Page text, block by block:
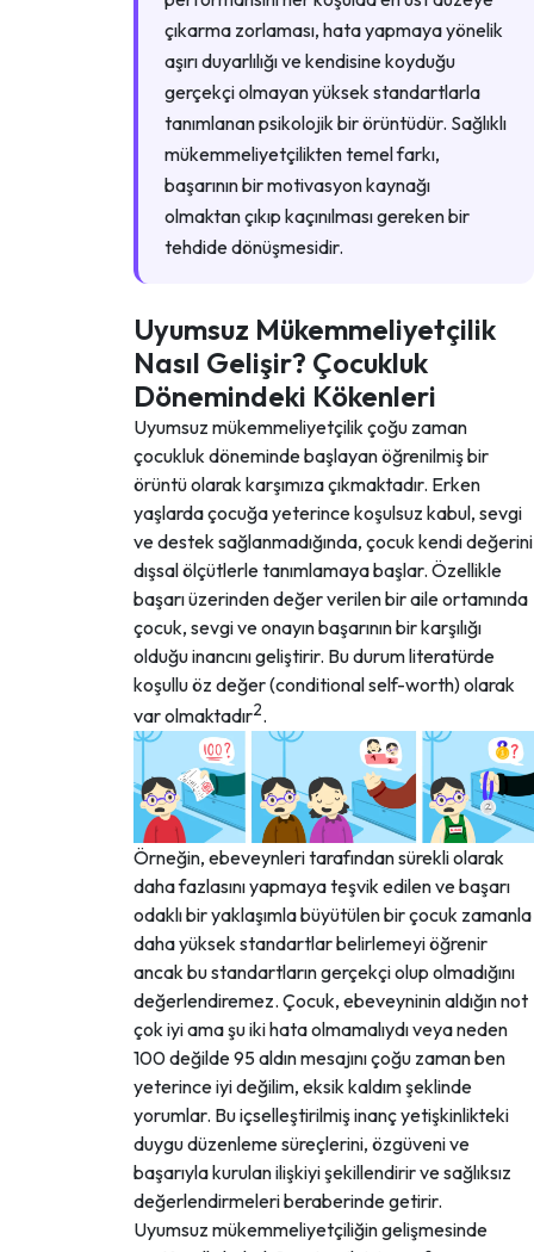
çıkarma zorlaması, hata yapmaya yönelik
aşırı duyarlılığı ve kendisine koyduğu
gerçekçi olmayan yüksek standartlarla
tanımlanan psikolojik bir örüntüdür. Sağlıklı
mükemmeliyetçilikten temel farkı,
başarının bir motivasyon kaynağı
olmaktan çıkıp kaçınılması gereken bir
tehdide dönüşmesidir.
Uyumsuz Mükemmeliyetçilik
Nasıl Gelişir? Çocukluk
Dönemindeki Kökenleri
Uyumsuz mükemmeliyetçilik çoğu zaman
çocukluk döneminde başlayan öğrenilmiş bir
örüntü olarak karşımıza çıkmaktadır. Erken
yaşlarda çocuğa yeterince koşulsuz kabul, sevgi
ve destek sağlanmadığında, çocuk kendi değerini
dışsal ölçütlerle tanımlamaya başlar. Özellikle
başarı üzerinden değer verilen bir aile ortamında
çocuk, sevgi ve onayın başarının bir karşılığı
olduğu inancını geliştirir. Bu durum literatürde
koşullu öz değer (conditional self-worth) olarak
var olmaktadır2.
Örneğin, ebeveynleri tarafından sürekli olarak
daha fazlasını yapmaya teşvik edilen ve başarı
odaklı bir yaklaşımla büyütülen bir çocuk zamanla
daha yüksek standartlar belirlemeyi öğrenir
ancak bu standartların gerçekçi olup olmadığını
değerlendiremez. Çocuk, ebeveyninin aldığın not
çok iyi ama şu iki hata olmamalıydı veya neden
100 değilde 95 aldın mesajını çoğu zaman ben
yeterince iyi değilim, eksik kaldım şeklinde
yorumlar. Bu içselleştirilmiş inanç yetişkinlikteki
duygu düzenleme süreçlerini, özgüveni ve
başarıyla kurulan ilişkiyi şekillendirir ve sağlıksız
değerlendirmeleri beraberinde getirir.
Uyumsuz mükemmeliyetçiliğin gelişmesinde